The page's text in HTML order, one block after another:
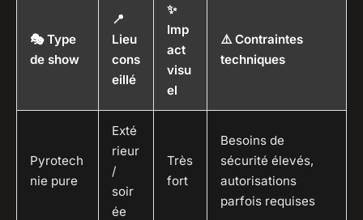
🎭 Type
de show
📍
Lieu
cons
eillé
✨
Imp
act
visu
el
⚠️ Contraintes
techniques
Pyrotech
nie pure
Exté
rieur
/
soir
ée
Très
fort
Besoins de
sécurité élevés,
autorisations
parfois requises